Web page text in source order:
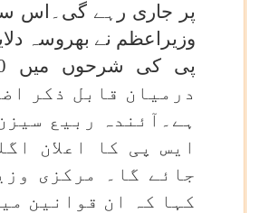
پر جاری رہے گی۔اس
وزیراعظم نے بھروسہ
درمیان قابل ذکر
ہے۔آئندہ ربیع
ایس پی کا اعلان
جائے گا۔ مرکزی
کہا کہ ان قوانین